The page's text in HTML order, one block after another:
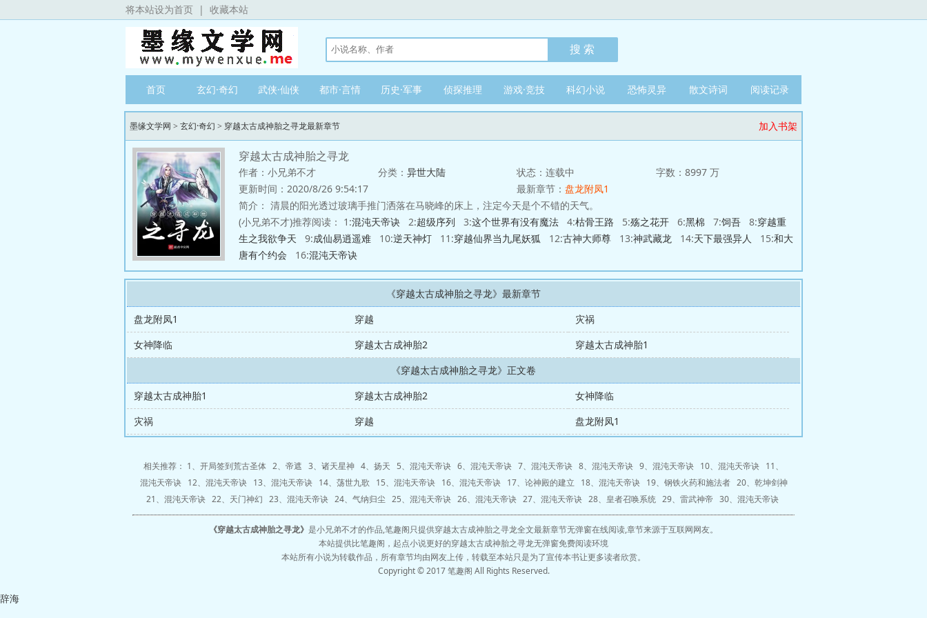
将本站设为首页 | 收藏本站
首页 玄幻·奇幻 武侠·仙侠 都市·言情 历史·军事 侦探推理 游戏·竞技 科幻小说 恐怖灵异 散文诗词 阅读记录
墨缘文学网 > 玄幻·奇幻 > 穿越太古成神胎之寻龙最新章节 加入书架
穿越太古成神胎之寻龙
作者：小兄弟不才 分类： 异世大陆 状态：连载中
字数：8997 万
更新时间：2020/8/26 9:54:17
最新章节： 盘龙附凤1
简介： 清晨的阳光透过玻璃手推门洒落在马晓峰的床上，注定今天是个不错的天气。
(小兄弟不才)推荐阅读： 1:混沌天帝诀 2:超级序列 3:这个世界有没有魔法 4:枯骨王路 5:殇之花开 6:黑棉 7:饲吾 8:穿越重
生之我欲争天 9:成仙易逍遥难 10:逆天神灯 11:穿越仙界当九尾妖狐 12:古神大师尊 13:神武藏龙 14:天下最强异人 15:和大
唐有个约会 16:混沌天帝诀
《穿越太古成神胎之寻龙》最新章节
盘龙附凤1
穿越
灾祸
女神降临
穿越太古成神胎2
穿越太古成神胎1
《穿越太古成神胎之寻龙》正文卷
穿越太古成神胎1
穿越太古成神胎2
女神降临
灾祸
穿越 盘龙附凤1
相关推荐： 1、 开局签到荒古圣体 2、 帝遮 3、 诸天星神 4、 扬天 5、 混沌天帝诀 6、 混沌天帝诀 7、 混沌天帝诀 8、 混沌天帝诀 9、 混沌天帝诀 10、 混沌天帝诀 11、
混沌天帝诀12、 混沌天帝诀13、 混沌天帝诀14、 荡世九歌 15、 混沌天帝诀16、 混沌天帝诀17、 论神殿的建立 18、 混沌天帝诀19、 钢铁火药和施法者20、 乾坤剑神
21、 混沌天帝诀 22、 天门神幻 23、 混沌天帝诀 24、 气纳归尘 25、 混沌天帝诀 26、 混沌天帝诀 27、 混沌天帝诀 28、 皇者召唤系统 29、 雷武神帝 30、 混沌天帝诀
《穿越太古成神胎之寻龙》 是小兄弟不才的作品,笔趣阁只提供穿越太古成神胎之寻龙全文最新章节无弹窗在线阅读,章节来源于互联网网友。
本站提供比笔趣阁，起点小说更好的穿越太古成神胎之寻龙无弹窗免费阅读环境
本站所有小说为转载作品，所有章节均由网友上传，转载至本站只是为了宣传本书让更多读者欣赏。
Copyright © 2017 笔趣阁 All Rights Reserved.
辞海